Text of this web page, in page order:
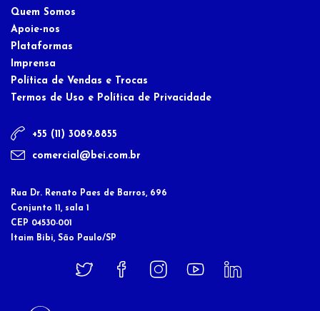
Quem Somos
Apoie-nos
Plataformas
Imprensa
Política de Vendas e Trocas
Termos de Uso e Política de Privacidade
+55 (11) 3089.8855
comercial@bei.com.br
Rua Dr. Renato Paes de Barros, 696
Conjunto 11, sala 1
CEP 04530-001
Itaim Bibi, São Paulo/SP